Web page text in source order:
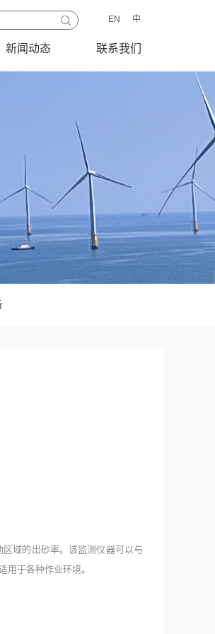
EN 中
新闻动态 联系我们
域的出砂率。该监测仪器可以与
于各种作业环境。